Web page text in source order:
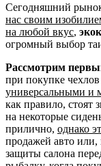
Сегодняшний
нас своим
на любой вкус,
огромный выбор
Рассмотрим
при покупке чехлов
универсальными и
как правило, стоят
на некоторые
прилично, однако
продажей авто или,
защиты салона